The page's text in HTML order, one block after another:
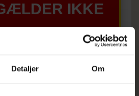
Detaljer Om
IKKE
BUTIKKERE